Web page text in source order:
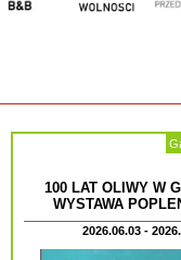
100 LAT OLIWY W
WYSTAWA
2026.06.03 -